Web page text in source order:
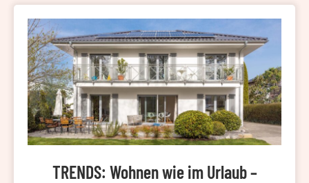
TRENDS: Wohnen wie im Urlaub –